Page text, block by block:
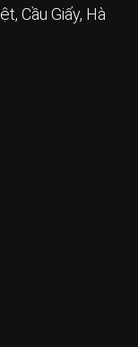
Cầu Giấy, Hà